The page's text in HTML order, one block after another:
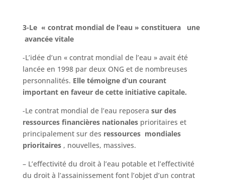
3-Le « contrat mondial de l’eau » constituera une
avancée vitale
-L’idée d’un « contrat mondial de l’eau » avait été
lancée en 1998 par deux ONG et de nombreuses
personnalités. Elle témoigne d’un courant
important en faveur de cette initiative capitale.
-Le contrat mondial de l’eau reposera sur des
ressources financières nationalesprioritaires et
principalement sur des ressources mondiales
prioritaires, nouvelles, massives.
– L’effectivité du droit à l’eau potable et l’effectivité
du droit à l’assainissement font l’objet d’un contrat